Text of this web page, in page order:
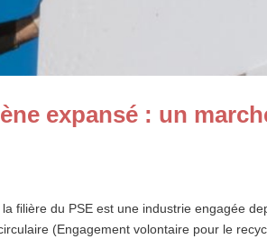
expansé : un
filière du PSE est une industrie engagée
(Engagement volontaire pour le